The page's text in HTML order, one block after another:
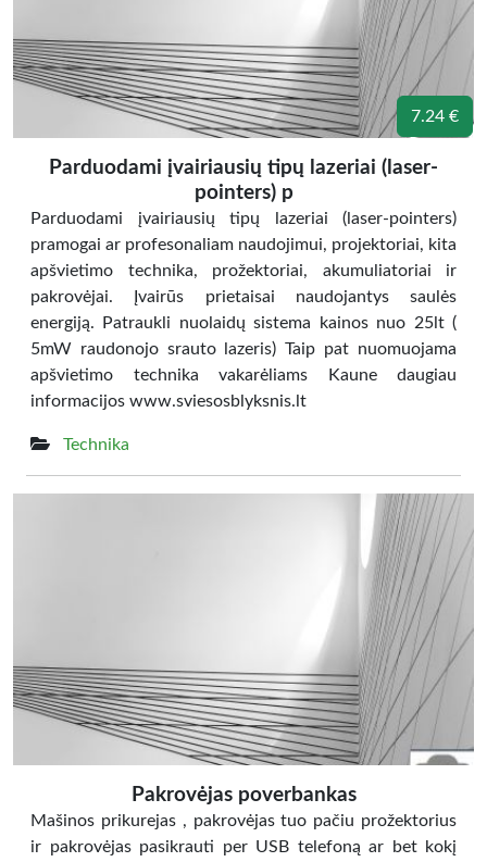
7.24 €
Parduodami įvairiausių tipų lazeriai (laser-
pointers) p
Parduodami įvairiausių tipų lazeriai (laser-pointers)
pramogai ar profesonaliam naudojimui, projektoriai, kita
apšvietimo technika, prožektoriai, akumuliatoriai ir
pakrovėjai. Įvairūs prietaisai naudojantys saulės
energiją. Patraukli nuolaidų sistema kainos nuo 25lt (
5mW raudonojo srauto lazeris) Taip pat nuomuojama
apšvietimo technika vakarėliams Kaune daugiau
informacijos www.sviesosblyksnis.lt
Technika
Pakrovėjas poverbankas
Mašinos prikurejas , pakrovėjas tuo pačiu prožektorius
ir pakrovėjas pasikrauti per USB telefoną ar bet kokį